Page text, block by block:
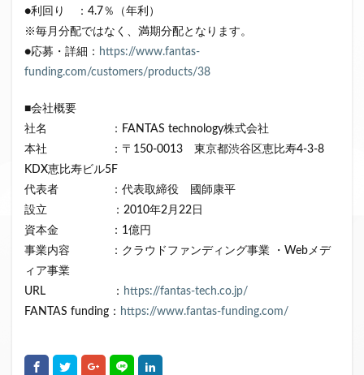
●利回り ：4.7％（年利）
※毎月分配ではなく、満期分配となります。
●応募・詳細： https://www.fantas-
funding.com/customers/products/38
■会社概要
社名 ：FANTAS technology株式会社
本社 ：〒150-0013 東京都渋谷区恵比寿4-3-8
KDX恵比寿ビル5F
代表者 ：代表取締役 國師康平
設立 ：2010年2月22日
資本金 ：1億円
事業内容 ：クラウドファンディング事業 ・Webメデ
ィア事業
URL ： https://fantas-tech.co.jp/
FANTAS funding： https://www.fantas-funding.com/
ファンド型クラウドファンディング
サービス一覧 インタビュー
ファンド募集終了
運用実績
日本不動産クラウドファンディング協会